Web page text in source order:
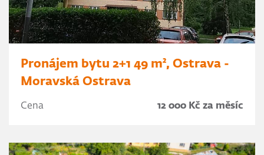
Pronájem bytu 2+1 49 m², Ostrava -
Moravská Ostrava
Cena 12 000 Kč za měsíc